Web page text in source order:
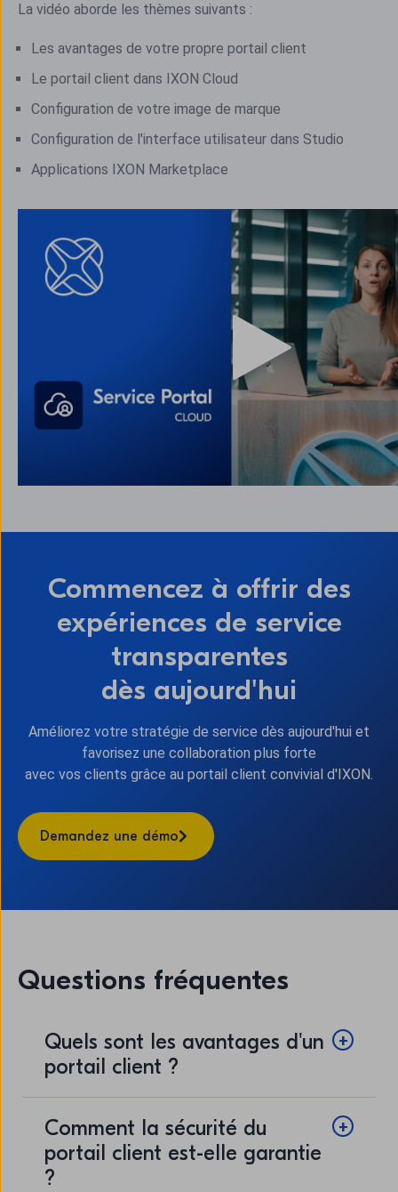
La vidéo aborde les thèmes suivants :
Les avantages de votre propre portail client
Le portail client dans IXON Cloud
Configuration de votre image de marque
Configuration de l'interface utilisateur dans Studio
Applications IXON Marketplace
Commencez à offrir des
expériences de service
transparentes
dès aujourd'hui
Améliorez votre stratégie de service dès aujourd'hui et
favorisez une collaboration plus forte
avec vos clients grâce au portail client convivial d'IXON.
Demandez une démo
Questions fréquentes
Quels sont les avantages d'un
portail client ?
Comment la sécurité du
portail client est-elle garantie
?